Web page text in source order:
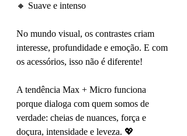
🔸 Suave e intenso
No mundo visual, os contrastes criam
interesse, profundidade e emoção. E com
os acessórios, isso não é diferente!
A tendência Max + Micro funciona
porque dialoga com quem somos de
verdade: cheias de nuances, força e
doçura, intensidade e leveza. 💖